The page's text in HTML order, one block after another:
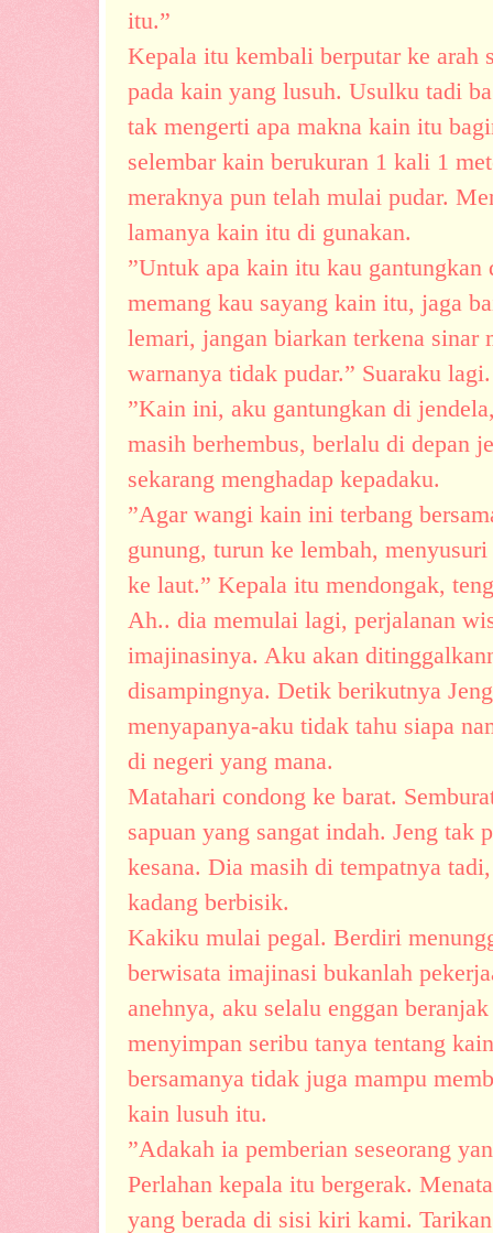
itu.”
Kepala itu kembali berputar ke arah
pada kain yang lusuh. Usulku tadi
tak mengerti apa makna kain itu
selembar kain berukuran 1 kali 1
meraknya pun telah mulai pudar.
lamanya kain itu di gunakan.
”Untuk apa kain itu kau gantungkan
memang kau sayang kain itu, jaga
lemari, jangan biarkan terkena sinar
warnanya tidak pudar.” Suaraku lagi.
”Kain ini, aku gantungkan di
masih berhembus, berlalu di depan
sekarang menghadap kepadaku.
”Agar wangi kain ini terbang
gunung, turun ke lembah,
ke laut.” Kepala itu mendongak,
Ah.. dia memulai lagi, perjalanan
imajinasinya. Aku akan
disampingnya. Detik berikutnya
menyapanya-aku tidak tahu siapa
di negeri yang mana.
Matahari condong ke barat.
sapuan yang sangat indah. Jeng tak
kesana. Dia masih di tempatnya
kadang berbisik.
Kakiku mulai pegal. Berdiri
berwisata imajinasi bukanlah
anehnya, aku selalu enggan
menyimpan seribu tanya tentang
bersamanya tidak juga mampu
kain lusuh itu.
”Adakah ia pemberian seseorang
Perlahan kepala itu bergerak.
yang berada di sisi kiri kami.